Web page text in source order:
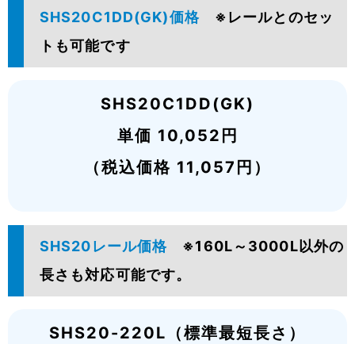
SHS20C1DD(GK)価格 ※レールとのセッ
トも可能です
SHS20C1DD(GK)
単価 10,052円
（税込価格 11,057円）
SHS20レール価格 ※160L～3000L以外の
長さも対応可能です。
SHS20-220L（標準最短長さ）